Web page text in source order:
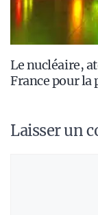
Le nucléaire,
France pour la
Laisser un